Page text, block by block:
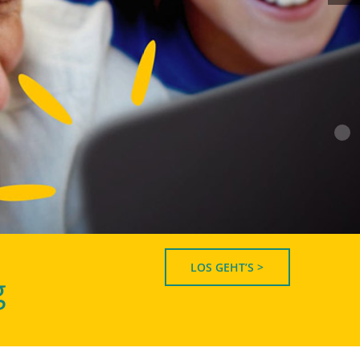
LOS GEHT’S >